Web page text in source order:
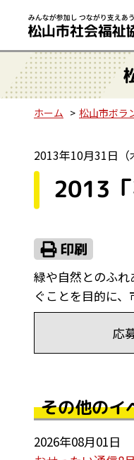
ホーム 松山市ボラ
2013年10月31日
2013
緑や自然とのふ
ぐことを目的に、
応
その他の
2026年08月01日